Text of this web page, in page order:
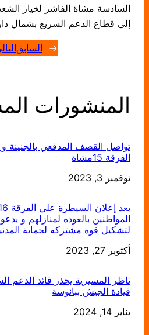
السادسة مشاة الفاشر لخيار
إلى قطاع الدعم السريع بشمال
← السابق
المنشورات
تواصل القصف المدفعي
الفرقة 15مشاة
التاريخ
نوفمبر 3, 2023
المواطنين بالعوده لمنازلهم و
لتشكيل قوة مشتركه لحماية
التاريخ
أكتوبر 27, 2023
ناظر المسيرية يحذر قائد الدعم
قيادة الجيش ببانوسة
التاريخ
يناير 14, 2024